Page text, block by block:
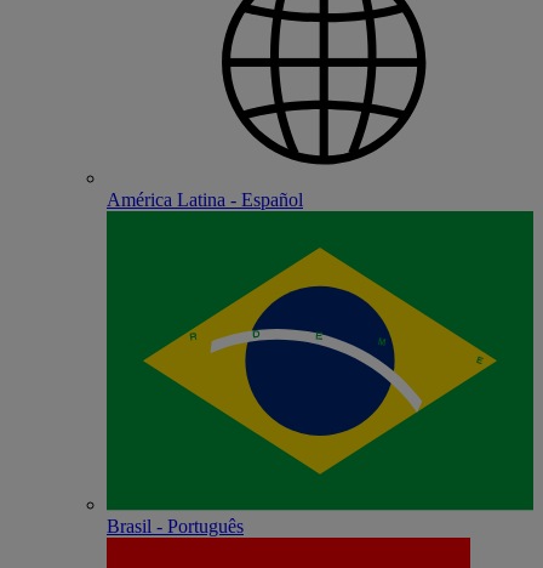
América Latina - Español
Brasil - Português